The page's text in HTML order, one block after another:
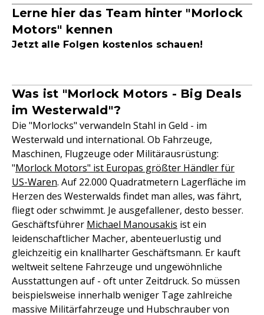
Lerne hier das Team hinter "Morlock
Motors" kennen
Jetzt alle Folgen kostenlos schauen!
Was ist "Morlock Motors - Big Deals
im Westerwald"?
Die "Morlocks" verwandeln Stahl in Geld - im
Westerwald und international. Ob Fahrzeuge,
Maschinen, Flugzeuge oder Militärausrüstung:
"Morlock Motors" ist Europas größter Händler für
US-Waren. Auf 22.000 Quadratmetern Lagerfläche im
Herzen des Westerwalds findet man alles, was fährt,
fliegt oder schwimmt. Je ausgefallener, desto besser.
Geschäftsführer Michael Manousakis ist ein
leidenschaftlicher Macher, abenteuerlustig und
gleichzeitig ein knallharter Geschäftsmann. Er kauft
weltweit seltene Fahrzeuge und ungewöhnliche
Ausstattungen auf - oft unter Zeitdruck. So müssen
beispielsweise innerhalb weniger Tage zahlreiche
massive Militärfahrzeuge und Hubschrauber von